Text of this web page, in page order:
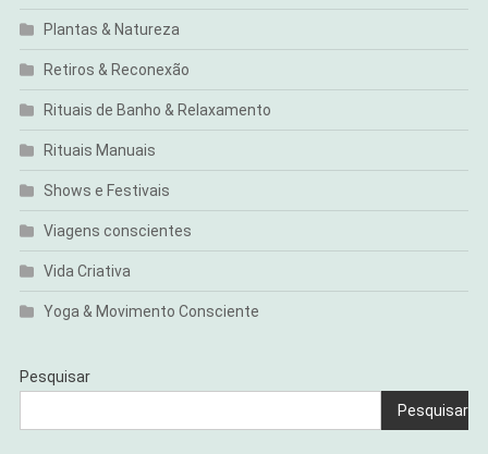
Plantas & Natureza
Retiros & Reconexão
Rituais de Banho & Relaxamento
Rituais Manuais
Shows e Festivais
Viagens conscientes
Vida Criativa
Yoga & Movimento Consciente
Pesquisar
Pesquisar